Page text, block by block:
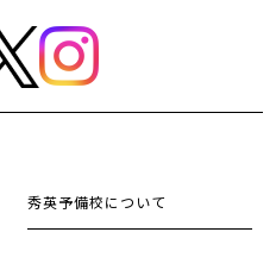
秀英予備校について